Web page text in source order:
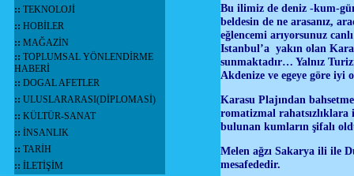
:: TEKNOLOJİ
:: HOBİLER
:: MAĞAZİN
:: TOPLUMSAL YÖNLENDİRME
HABERİ
:: DOGAL AFETLER
:: ULUSLARARASI(DİPLOMASİ)
:: KÜLTÜR-SANAT
:: İNSANLIK
:: TARİH
:: İLETİŞİM
Bu ilimiz de deniz -kum-
beldesin de ne arasanız,
eğlencemi arıyorsunuz
Istanbul’a yakın olan
sunmaktadır… Yalnız
Akdenize ve egeye göre
Karasu Plajından
romatizmal
bulunan kumların şifalı
Melen ağzı Sakarya ili ile
mesafededir.